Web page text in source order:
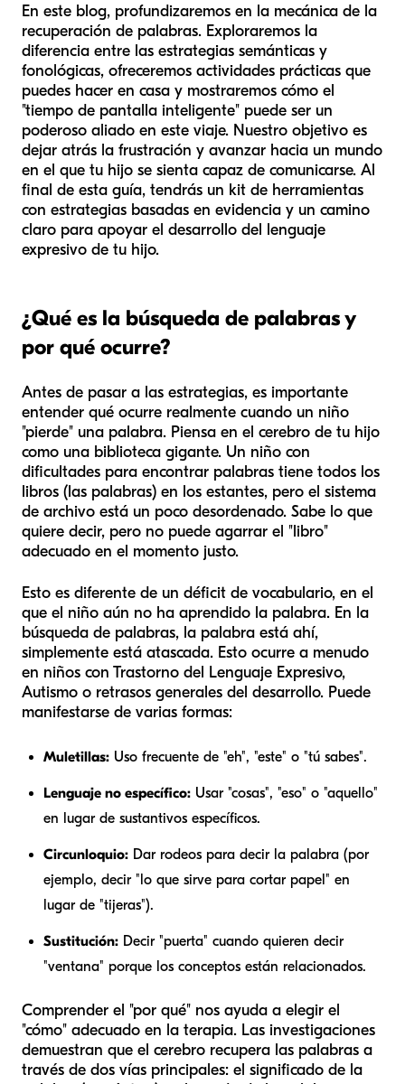
En este blog, profundizaremos en la mecánica de la
recuperación de palabras. Exploraremos la
diferencia entre las estrategias semánticas y
fonológicas, ofreceremos actividades prácticas que
puedes hacer en casa y mostraremos cómo el
"tiempo de pantalla inteligente" puede ser un
poderoso aliado en este viaje. Nuestro objetivo es
dejar atrás la frustración y avanzar hacia un mundo
en el que tu hijo se sienta capaz de comunicarse. Al
final de esta guía, tendrás un kit de herramientas
con estrategias basadas en evidencia y un camino
claro para apoyar el desarrollo del lenguaje
expresivo de tu hijo.
¿Qué es la búsqueda de palabras y
por qué ocurre?
Antes de pasar a las estrategias, es importante
entender qué ocurre realmente cuando un niño
"pierde" una palabra. Piensa en el cerebro de tu hijo
como una biblioteca gigante. Un niño con
dificultades para encontrar palabras tiene todos los
libros (las palabras) en los estantes, pero el sistema
de archivo está un poco desordenado. Sabe lo que
quiere decir, pero no puede agarrar el "libro"
adecuado en el momento justo.
Esto es diferente de un déficit de vocabulario, en el
que el niño aún no ha aprendido la palabra. En la
búsqueda de palabras, la palabra está ahí,
simplemente está atascada. Esto ocurre a menudo
en niños con Trastorno del Lenguaje Expresivo,
Autismo o retrasos generales del desarrollo. Puede
manifestarse de varias formas:
Muletillas: Uso frecuente de "eh", "este" o "tú sabes".
Lenguaje no específico: Usar "cosas", "eso" o "aquello"
en lugar de sustantivos específicos.
Circunloquio: Dar rodeos para decir la palabra (por
ejemplo, decir "lo que sirve para cortar papel" en
lugar de "tijeras").
Sustitución: Decir "puerta" cuando quieren decir
"ventana" porque los conceptos están relacionados.
Comprender el "por qué" nos ayuda a elegir el
"cómo" adecuado en la terapia. Las investigaciones
demuestran que el cerebro recupera las palabras a
través de dos vías principales: el significado de la